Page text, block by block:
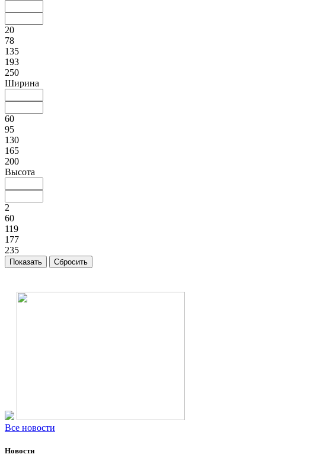
20
78
135
193
250
Ширина
60
95
130
165
200
Высота
2
60
119
177
235
Все новости
Новости